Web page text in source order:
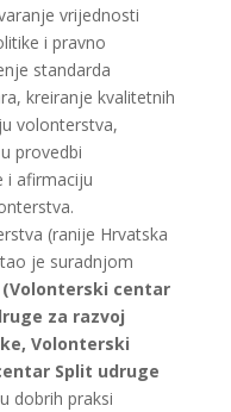
vrijednosti
i pravno
standarda
kreiranje kvalitetnih
volonterstva,
provedbi
i afirmaciju
(ranije Hrvatska
je suradnjom
(Volonterski centar
za razvoj
Volonterski
Split udruge
dobrih praksi